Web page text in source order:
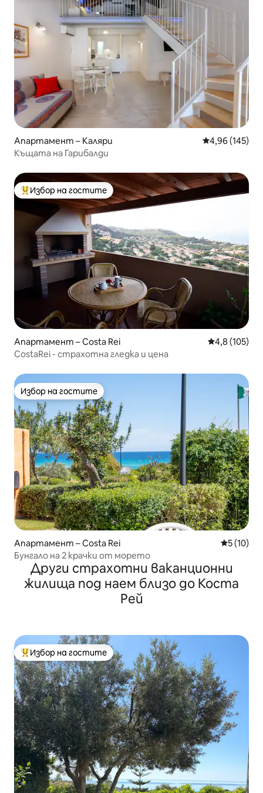
Апартамент – Каляри Средна
4,96 (145)
Къщата на Гарибалди
Най-популярен избор на гостите
Избор на гостите
Апартамент – Costa Rei Средна
4,8 (105)
CostaRei - страхотна гледка и цена
Избор на гостите
Избор на гостите
Апартамент – Costa Rei Средна
5 (10)
Бунгало на 2 крачки от морето
Други страхотни ваканционни
жилища под наем близо до Коста
Рей
Най-популярен избор на гостите
Избор на гостите